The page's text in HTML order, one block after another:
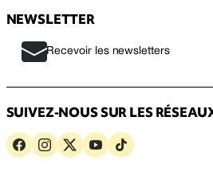
NEWSLETTER
Recevoir les newsletters
SUIVEZ-NOUS SUR LES